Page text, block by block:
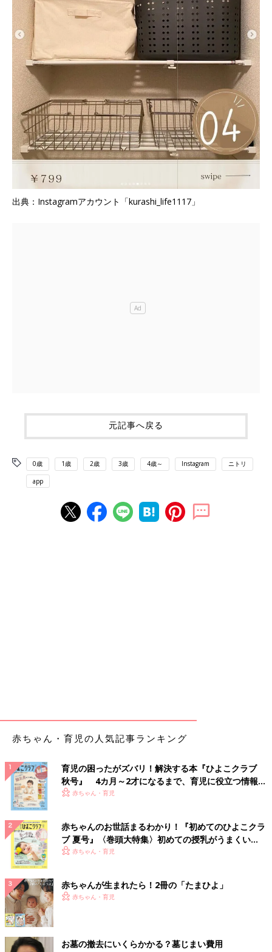
出典：Instagramアカウント「kurashi_life1117」
元記事へ戻る
0歳 1歳 2歳 3歳 4歳～ Instagram ニトリ
app
赤ちゃん・育児の人気記事ランキング
育児の困ったがズバリ！解決する本『ひよこクラブ
秋号』 4カ月～2才になるまで、育児に役立つ情報が
いっぱい！
赤ちゃん・育児
赤ちゃんのお世話まるわかり！『初めてのひよこクラ
ブ 夏号』〈巻頭大特集〉初めての授乳がうまくい
く！ おっぱい・ミルクの基本と夏のトラブル 解決テ
赤ちゃん・育児
赤ちゃんが生まれたら！2冊の「たまひよ」
赤ちゃん・育児
お墓の撤去にいくらかかる？墓じまい費用